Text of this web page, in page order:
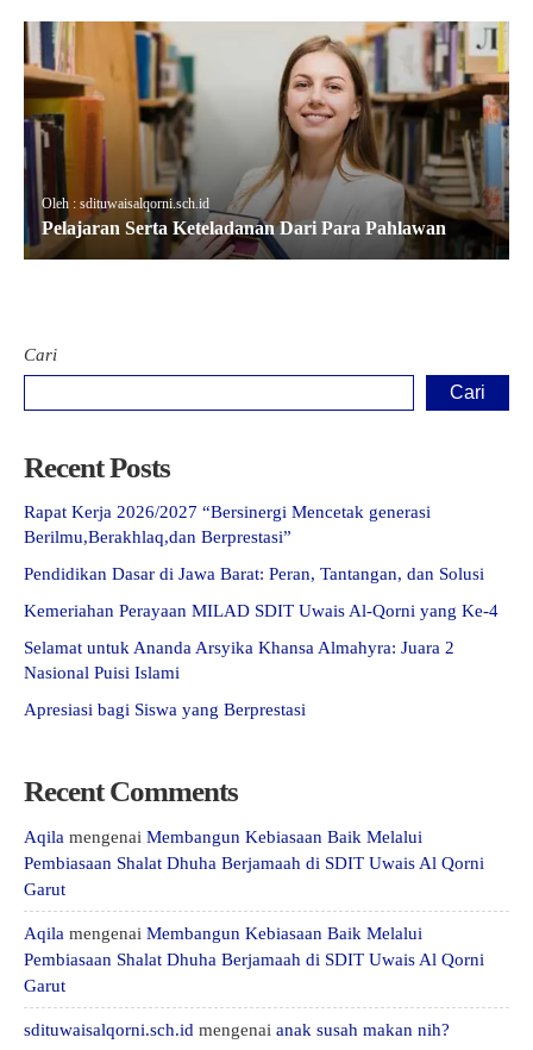
Oleh : sdituwaisalqorni.sch.id
Pelajaran Serta Keteladanan Dari Para Pahlawan
Cari
Cari
Recent Posts
Rapat Kerja 2026/2027 “Bersinergi Mencetak generasi
Berilmu,Berakhlaq,dan Berprestasi”
Pendidikan Dasar di Jawa Barat: Peran, Tantangan, dan Solusi
Kemeriahan Perayaan MILAD SDIT Uwais Al-Qorni yang Ke-4
Selamat untuk Ananda Arsyika Khansa Almahyra: Juara 2
Nasional Puisi Islami
Apresiasi bagi Siswa yang Berprestasi
Recent Comments
Aqila mengenai Membangun Kebiasaan Baik Melalui
Pembiasaan Shalat Dhuha Berjamaah di SDIT Uwais Al Qorni
Garut
Aqila mengenai Membangun Kebiasaan Baik Melalui
Pembiasaan Shalat Dhuha Berjamaah di SDIT Uwais Al Qorni
Garut
sdituwaisalqorni.sch.id mengenai anak susah makan nih?